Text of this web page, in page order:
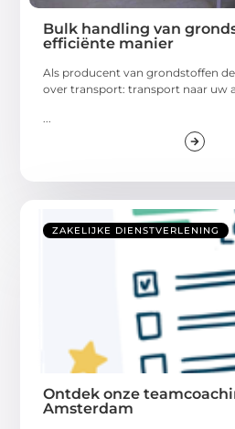
Bulk handling van
efficiënte manier
Als producent van grondstoffen
over transport: transport naar uw
...
ZAKELIJKE DIENSTVERLENING
Ontdek onze
Amsterdam